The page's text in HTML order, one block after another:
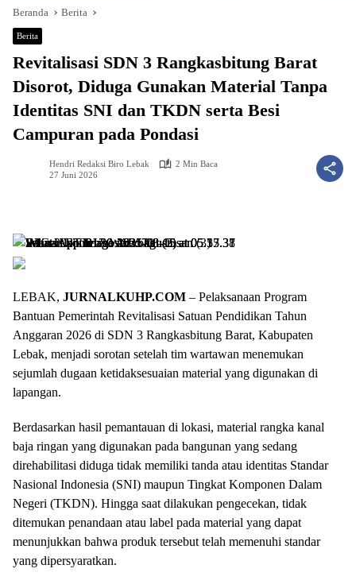
Beranda Berita
Berita
Revitalisasi SDN 3 Rangkasbitung Barat
Disorot, Diduga Gunakan Material Tanpa
Identitas SNI dan TKDN serta Besi
Campuran pada Pondasi
Hendri Redaksi Biro Lebak
2 Min Baca
27 Juni 2026
LEBAK, JURNALKUHP.COM – Pelaksanaan Program
Bantuan Pemerintah Revitalisasi Satuan Pendidikan Tahun
Anggaran 2026 di SDN 3 Rangkasbitung Barat, Kabupaten
Lebak, menjadi sorotan setelah tim wartawan menemukan
sejumlah dugaan ketidaksesuaian material yang digunakan di
lapangan.
Berdasarkan hasil pemantauan di lokasi, material rangka kanal
baja ringan yang digunakan pada bangunan yang sedang
direhabilitasi diduga tidak memiliki tanda atau identitas Standar
Nasional Indonesia (SNI) maupun Tingkat Komponen Dalam
Negeri (TKDN). Hingga saat dilakukan pengecekan, tidak
ditemukan penandaan atau label pada material yang dapat
menunjukkan bahwa produk tersebut telah memenuhi standar
yang dipersyaratkan.